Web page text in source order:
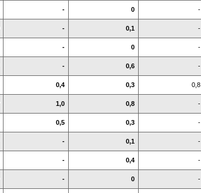
- 0 -
- 0,1 -
- 0 -
- 0,6 -
0,4 0,3 0,8
1,0 0,8 -
0,5 0,3 -
- 0,1 -
- 0,4 -
- 0 -